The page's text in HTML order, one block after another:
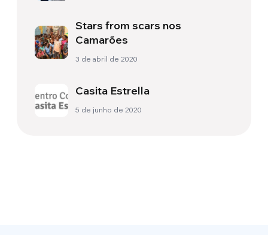
Stars from scars nos
Camarões
3 de abril de 2020
Casita Estrella
5 de junho de 2020